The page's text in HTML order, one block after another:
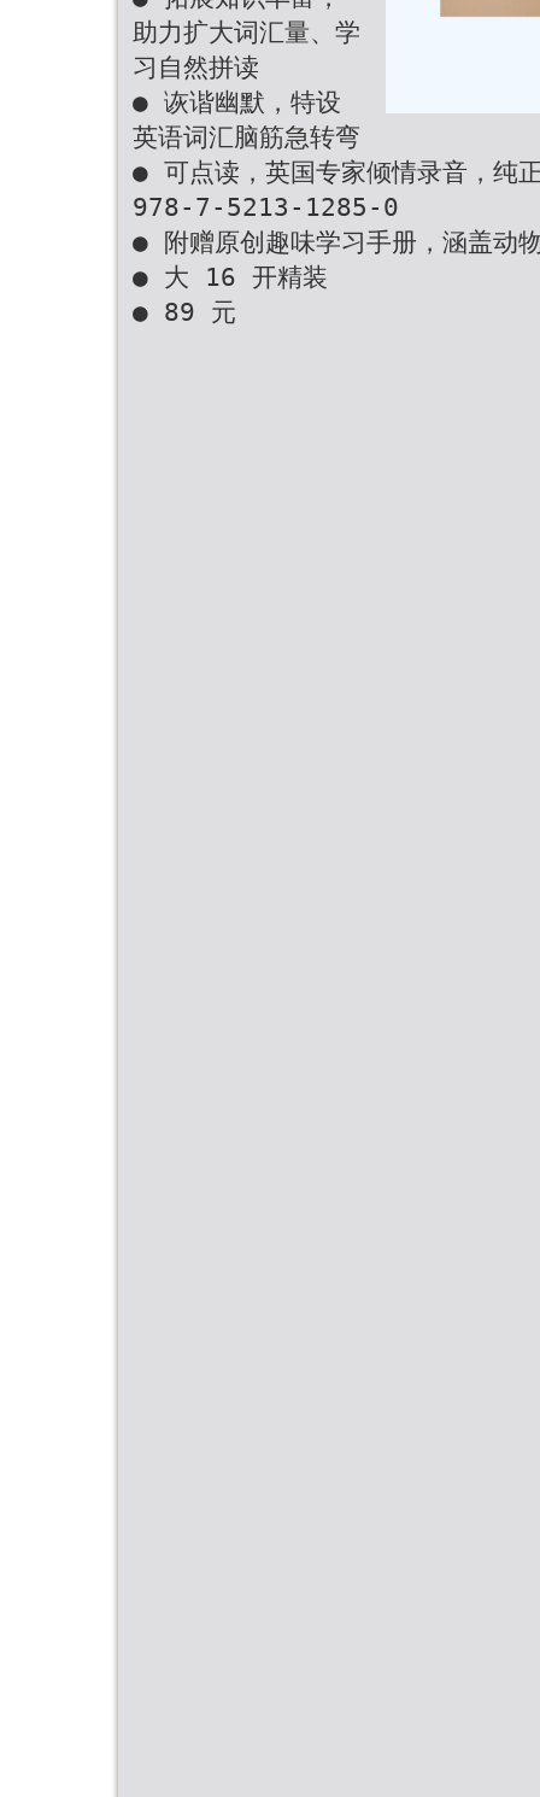
助力扩大词汇量、学
习自然拼读
● 诙谐幽默，特设
英语词汇脑筋急转弯
● 可点读，英国专家倾情录音，纯
978-7-5213-1285-0
● 附赠原创趣味学习手册，涵盖动
● 大 16 开精装
● 89 元